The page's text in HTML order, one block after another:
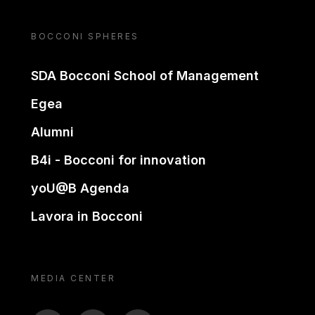
BOCCONI SPHERES
SDA Bocconi School of Management
Egea
Alumni
B4i - Bocconi for innovation
yoU@B Agenda
Lavora in Bocconi
MEDIA CENTER